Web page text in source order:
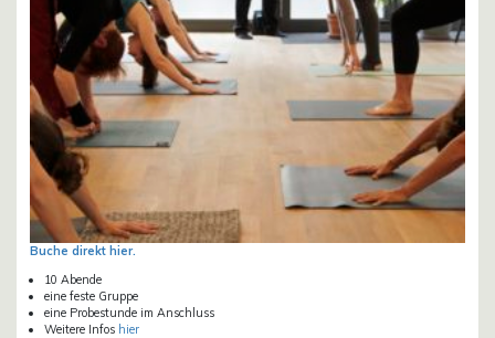
Buche direkt hier.
10 Abende
eine feste Gruppe
eine Probestunde im Anschluss
Weitere Infos hier